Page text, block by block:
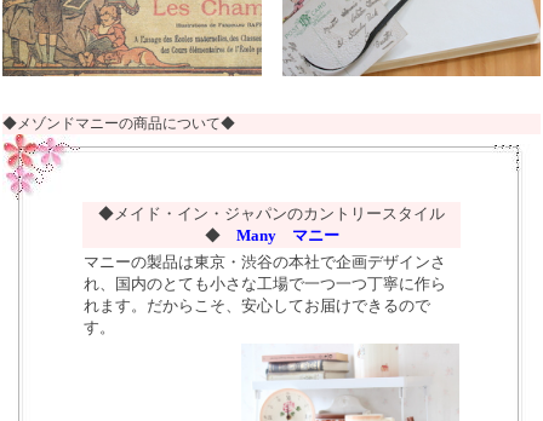
◆メゾンドマニーの商品について◆
◆メイド・イン・ジャパンのカントリースタイル
◆ Many マニー
マニーの製品は東京・渋谷の本社で企画デザインさ
れ、国内のとても小さな工場で一つ一つ丁寧に作ら
れます。だからこそ、安心してお届けできるので
す。